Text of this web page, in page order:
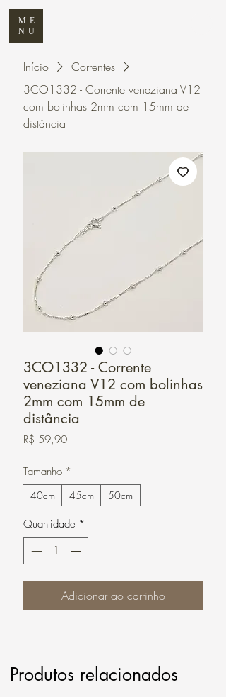
ME
NU
Início
Correntes
3CO1332 - Corrente veneziana V12
com bolinhas 2mm com 15mm de
distância
3CO1332 - Corrente
veneziana V12 com bolinhas
2mm com 15mm de
distância
R$ 59,90Preço
Tamanho *
40cm 45cm 50cm
Quantidade *
Adicionar ao carrinho
Produtos relacionados